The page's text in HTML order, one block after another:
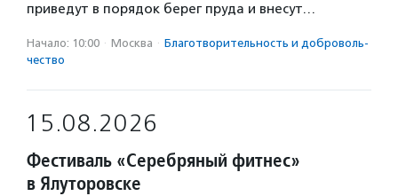
приведут в порядок берег пруда и внесут…
Начало: 10:00 · Москва · Благотвори­тель­ность и доброволь­
чест­во
15.08.2026
Фестиваль «Серебряный фитнес»
в Ялуторовске